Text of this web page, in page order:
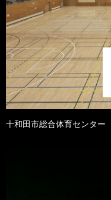
十和田市総合体育センター